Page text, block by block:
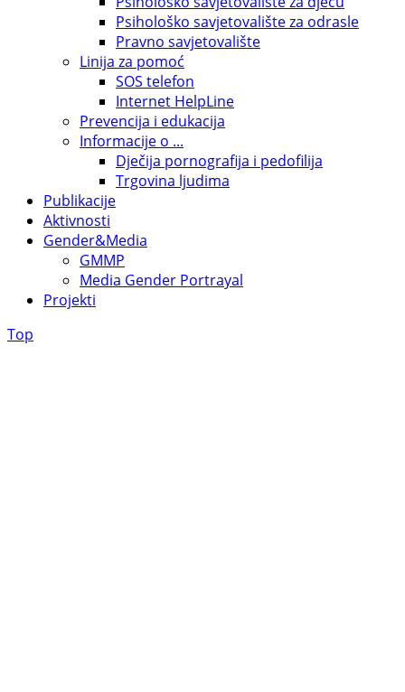
Psihološko savjetovalište za odrasle
Pravno savjetovalište
Linija za pomoć
SOS telefon
Internet HelpLine
Prevencija i edukacija
Informacije o ...
Dječija pornografija i pedofilija
Trgovina ljudima
Publikacije
Aktivnosti
Gender&Media
GMMP
Media Gender Portrayal
Projekti
Top